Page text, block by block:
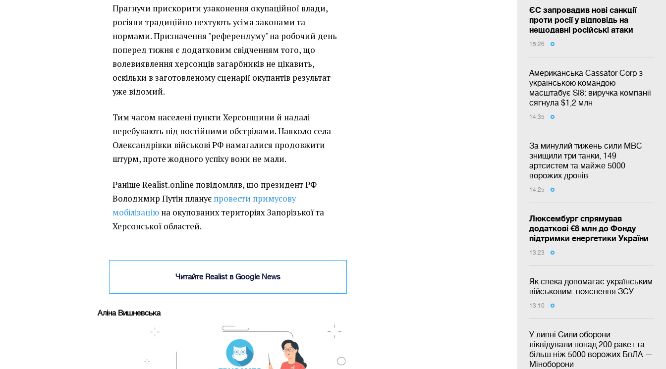
ЄС запровадив нові санкції
проти росії у відповідь на
нещодавні російські атаки
15:26
Американська Cassator Corp з
українською командою
масштабує SI8: виручка компанії
сягнула $1,2 млн
14:35
За минулий тижень сили МВС
знищили три танки, 149
артсистем та майже 5000
ворожих дронів
14:25
Люксембург спрямував
додаткові €8 млн до Фонду
підтримки енергетики України
13:23
Як спека допомагає українським
військовим: пояснення ЗСУ
13:10
У липні Сили оборони
ліквідували понад 200 ракет та
більш ніж 5000 ворожих БпЛА —
Міноборони
Прагнучи прискорити узаконення окупаційної влади,
росіяни традиційно нехтують усіма законами та
нормами. Призначення "референдуму" на робочий день
поперед тижня є додатковим свідченням того, що
волевиявлення херсонців загарбників не цікавить,
оскільки в заготовленому сценарії окупантів результат
уже відомий.
Тим часом населені пункти Херсонщини й надалі
перебувають під постійними обстрілами. Навколо села
Олександрівки військові РФ намагалися продовжити
штурм, проте жодного успіху вони не мали.
Раніше Realist.online повідомляв, що президент РФ
Володимир Путін планує провести примусову
мобілізацію на окупованих територіях Запорізької та
Херсонської областей.
Читайте Realist в Google News
Аліна Вишневська